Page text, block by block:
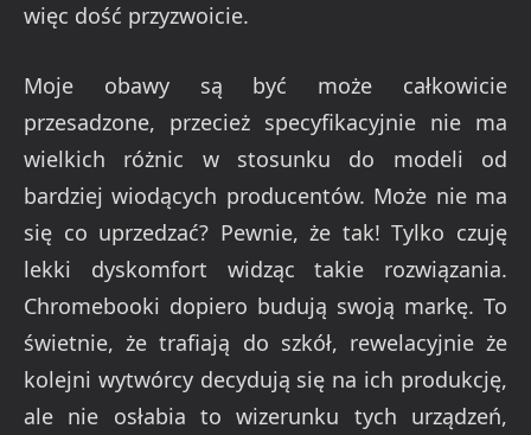
więc dość przyzwoicie.
Moje obawy są być może całkowicie
przesadzone, przecież specyfikacyjnie nie ma
wielkich różnic w stosunku do modeli od
bardziej wiodących producentów. Może nie ma
się co uprzedzać? Pewnie, że tak! Tylko czuję
lekki dyskomfort widząc takie rozwiązania.
Chromebooki dopiero budują swoją markę. To
świetnie, że trafiają do szkół, rewelacyjnie że
kolejni wytwórcy decydują się na ich produkcję,
ale nie osłabia to wizerunku tych urządzeń,